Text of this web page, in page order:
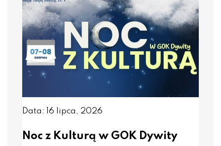
Data: 16 lipca, 2026
Noc z Kulturą w GOK Dywity